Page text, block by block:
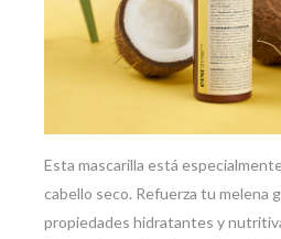
Esta mascarilla está
cabello seco. Refuerza tu melena
propiedades hidratantes y